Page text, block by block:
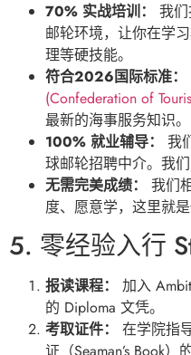
70% 实战培训：
我
邮轮环境，让你在学
理等硬技能。
符合2026国际标准：
(Confederation of
最新的海事服务知识。
100% 就业辅导：
我
球邮轮招聘中介。我
无需完美成绩：
我们
度、愿意学，这里就
5. 零经验入行
报读课程：
加入
的 Diploma 文凭。
考取证件：
在学院指